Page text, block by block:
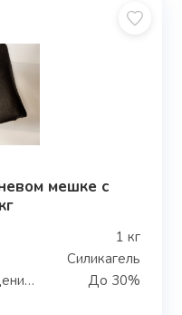
мешке с
1 кг
Силикагель
Максимальная емкость поглощения влаги:
До 30%